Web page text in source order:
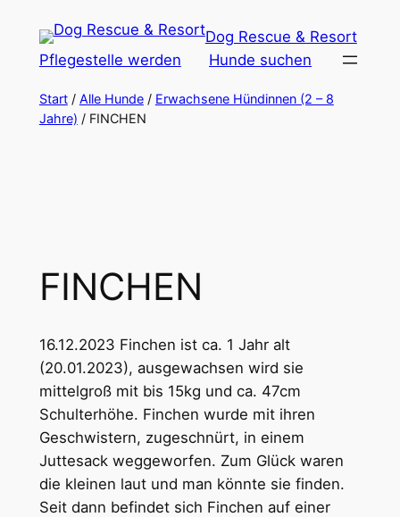
Inhalt
springen
Dog Rescue & Resort
Pflegestelle werden
Hunde suchen
Start/ Alle Hunde/ Erwachsene Hündinnen (2 – 8
Jahre) / FINCHEN
FINCHEN
16.12.2023 Finchen ist ca. 1 Jahr alt
(20.01.2023), ausgewachsen wird sie
mittelgroß mit bis 15kg und ca. 47cm
Schulterhöhe. Finchen wurde mit ihren
Geschwistern, zugeschnürt, in einem
Juttesack weggeworfen. Zum Glück waren
die kleinen laut und man könnte sie finden.
Seit dann befindet sich Finchen auf einer